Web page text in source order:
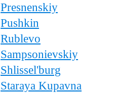
Presnenskiy
Pushkin
Rublevo
Sampsonievskiy
Shlissel'burg
Staraya Kupavna